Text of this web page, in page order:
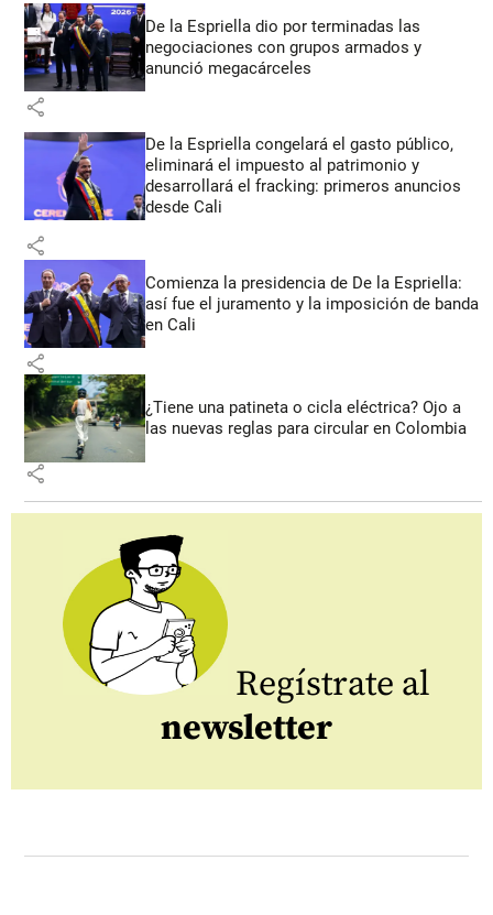
De la Espriella dio por terminadas las
negociaciones con grupos armados y
anunció megacárceles
share
De la Espriella congelará el gasto público,
eliminará el impuesto al patrimonio y
desarrollará el fracking: primeros anuncios
desde Cali
share
Comienza la presidencia de De la Espriella:
así fue el juramento y la imposición de banda
en Cali
share
¿Tiene una patineta o cicla eléctrica? Ojo a
las nuevas reglas para circular en Colombia
share
Regístrate al
newsletter